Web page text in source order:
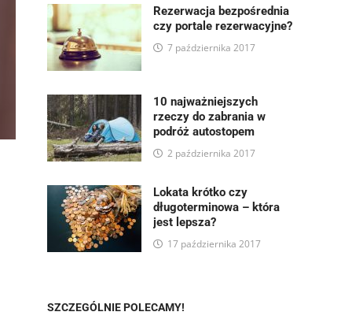
Rezerwacja bezpośrednia
czy portale rezerwacyjne?
7 października 2017
10 najważniejszych
rzeczy do zabrania w
podróż autostopem
2 października 2017
Lokata krótko czy
długoterminowa – która
jest lepsza?
17 października 2017
SZCZEGÓLNIE POLECAMY!